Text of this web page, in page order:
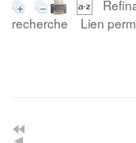
recherche
Lien